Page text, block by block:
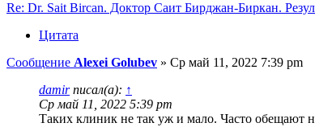
Re: Dr. Sait Bircan. Доктор Саит Бирджан-Биркан.
Цитата
Сообщение Alexei Golubev » Ср май 11, 2022 7:39 pm
damirписал(а): ↑
Ср май 11, 2022 5:39 pm
Таких клиник не так уж и мало. Часто обещают